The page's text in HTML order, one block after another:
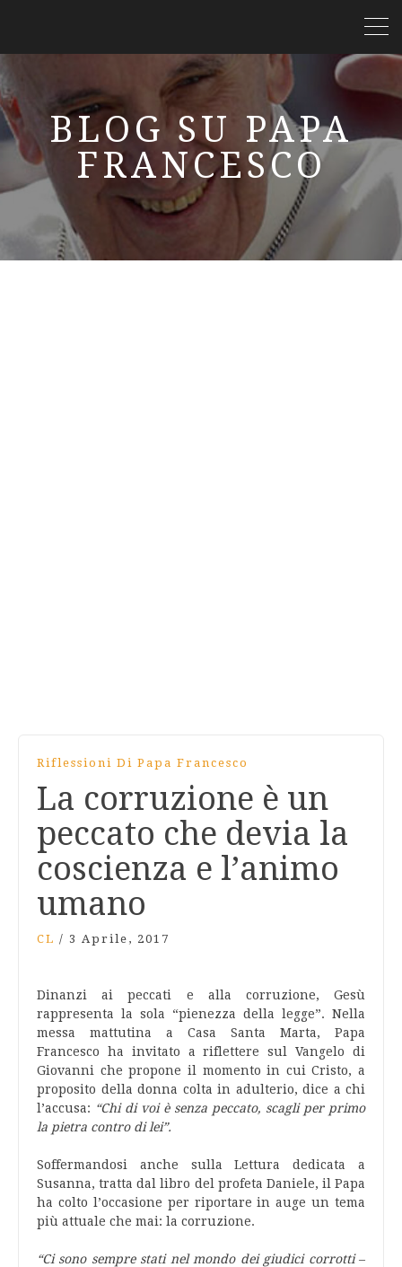
BLOG SU PAPA
FRANCESCO
Riflessioni Di Papa Francesco
La corruzione è un
peccato che devia la
coscienza e l’animo
umano
CL / 3 Aprile, 2017
Dinanzi ai peccati e alla corruzione, Gesù
rappresenta la sola “pienezza della legge”. Nella
messa mattutina a Casa Santa Marta, Papa
Francesco ha invitato a riflettere sul Vangelo di
Giovanni che propone il momento in cui Cristo, a
proposito della donna colta in adulterio, dice a chi
l’accusa: “Chi di voi è senza peccato, scagli per primo
la pietra contro di lei”.
Soffermandosi anche sulla Lettura dedicata a
Susanna, tratta dal libro del profeta Daniele, il Papa
ha colto l’occasione per riportare in auge un tema
più attuale che mai: la corruzione.
“Ci sono sempre stati nel mondo dei giudici corrotti–